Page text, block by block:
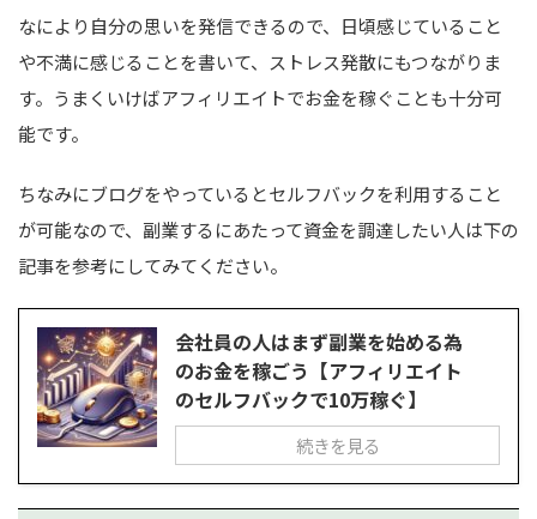
なにより自分の思いを発信できるので、日頃感じていること
や不満に感じることを書いて、ストレス発散にもつながりま
す。うまくいけばアフィリエイトでお金を稼ぐことも十分可
能です。
ちなみにブログをやっているとセルフバックを利用すること
が可能なので、副業するにあたって資金を調達したい人は下の
記事を参考にしてみてください。
会社員の人はまず副業を始める為
のお金を稼ごう【アフィリエイト
のセルフバックで10万稼ぐ】
続きを見る